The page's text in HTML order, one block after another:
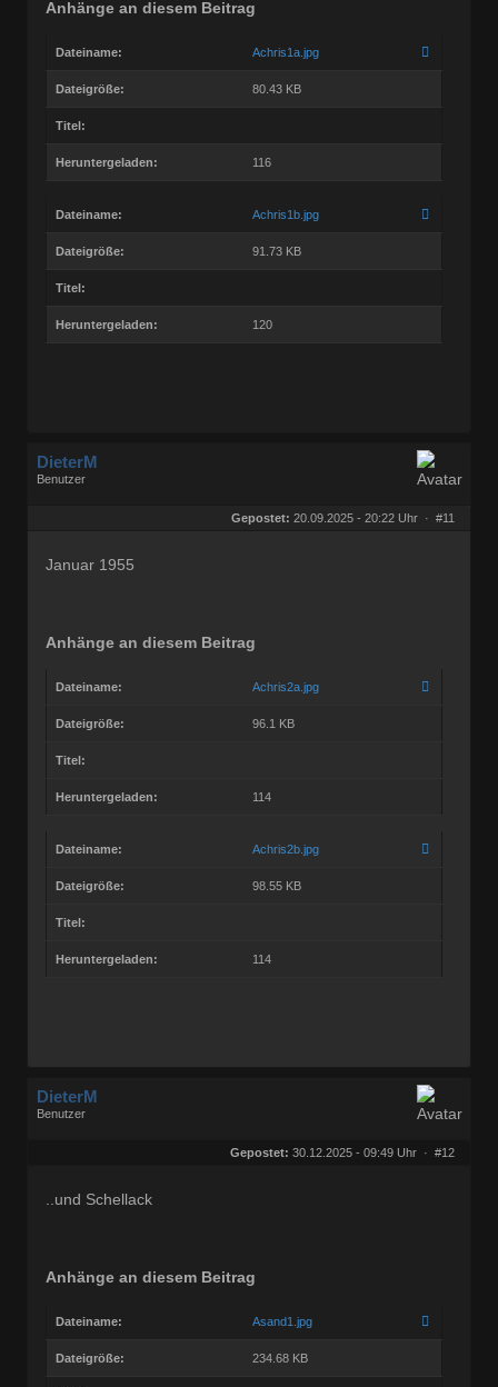
Anhänge an diesem Beitrag
Dateiname: Achris1a.jpg
Dateigröße: 80.43 KB
Titel:
Heruntergeladen: 116
Dateiname: Achris1b.jpg
Dateigröße: 91.73 KB
Titel:
Heruntergeladen: 120
DieterM
Benutzer
Gepostet: 20.09.2025 - 20:22 Uhr · #11
Januar 1955
Anhänge an diesem Beitrag
Dateiname: Achris2a.jpg
Dateigröße: 96.1 KB
Titel:
Heruntergeladen: 114
Dateiname: Achris2b.jpg
Dateigröße: 98.55 KB
Titel:
Heruntergeladen: 114
DieterM
Benutzer
Gepostet: 30.12.2025 - 09:49 Uhr · #12
..und Schellack
Anhänge an diesem Beitrag
Dateiname: Asand1.jpg
Dateigröße: 234.68 KB